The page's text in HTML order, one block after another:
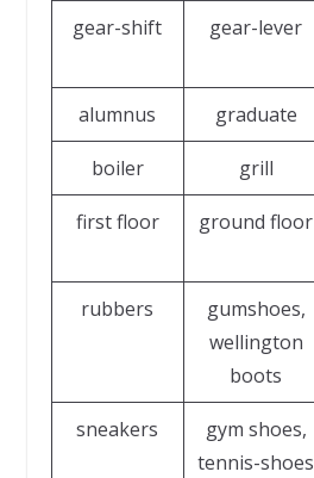
gear-shift gear-lever
alumnus graduate
boiler grill
first floor ground floor
rubbers
gumshoes,
wellington
boots
sneakers
gym shoes,
tennis-shoes